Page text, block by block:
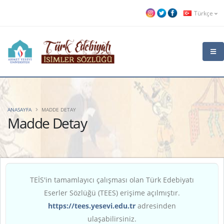
Türkçe
Madde Detay
ANASAYFA MADDE DETAY
TEİS'in tamamlayıcı çalışması olan Türk Edebiyatı
Eserler Sözlüğü (TEES) erişime açılmıştır.
https://tees.yesevi.edu.tr adresinden
ulaşabilirsiniz.